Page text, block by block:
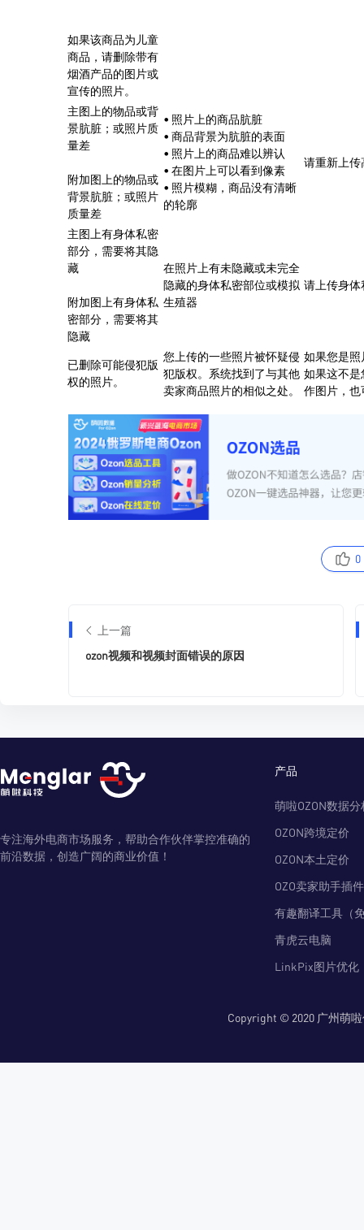
0
上一篇
ozon视频和视频封面错误的原因
专注海外电商市场服务，帮助合作伙伴掌控准确的
前沿数据，创造广阔的商业价值！
产品
萌啦OZON数据分
OZON跨境定价
OZON本土定价
OZO卖家助手插件
有趣翻译工具（
青虎云电脑
LinkPix图片优化
Copyright © 2020 广州萌